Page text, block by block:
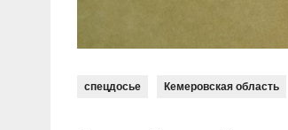
спецдосье Кемеровская область